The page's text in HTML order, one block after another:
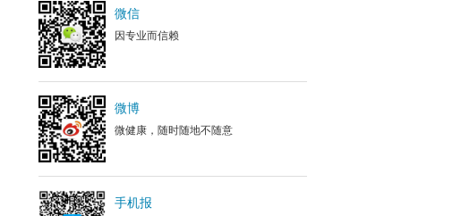
微信
因专业而信赖
微博
微健康，随时随地不随意
手机报